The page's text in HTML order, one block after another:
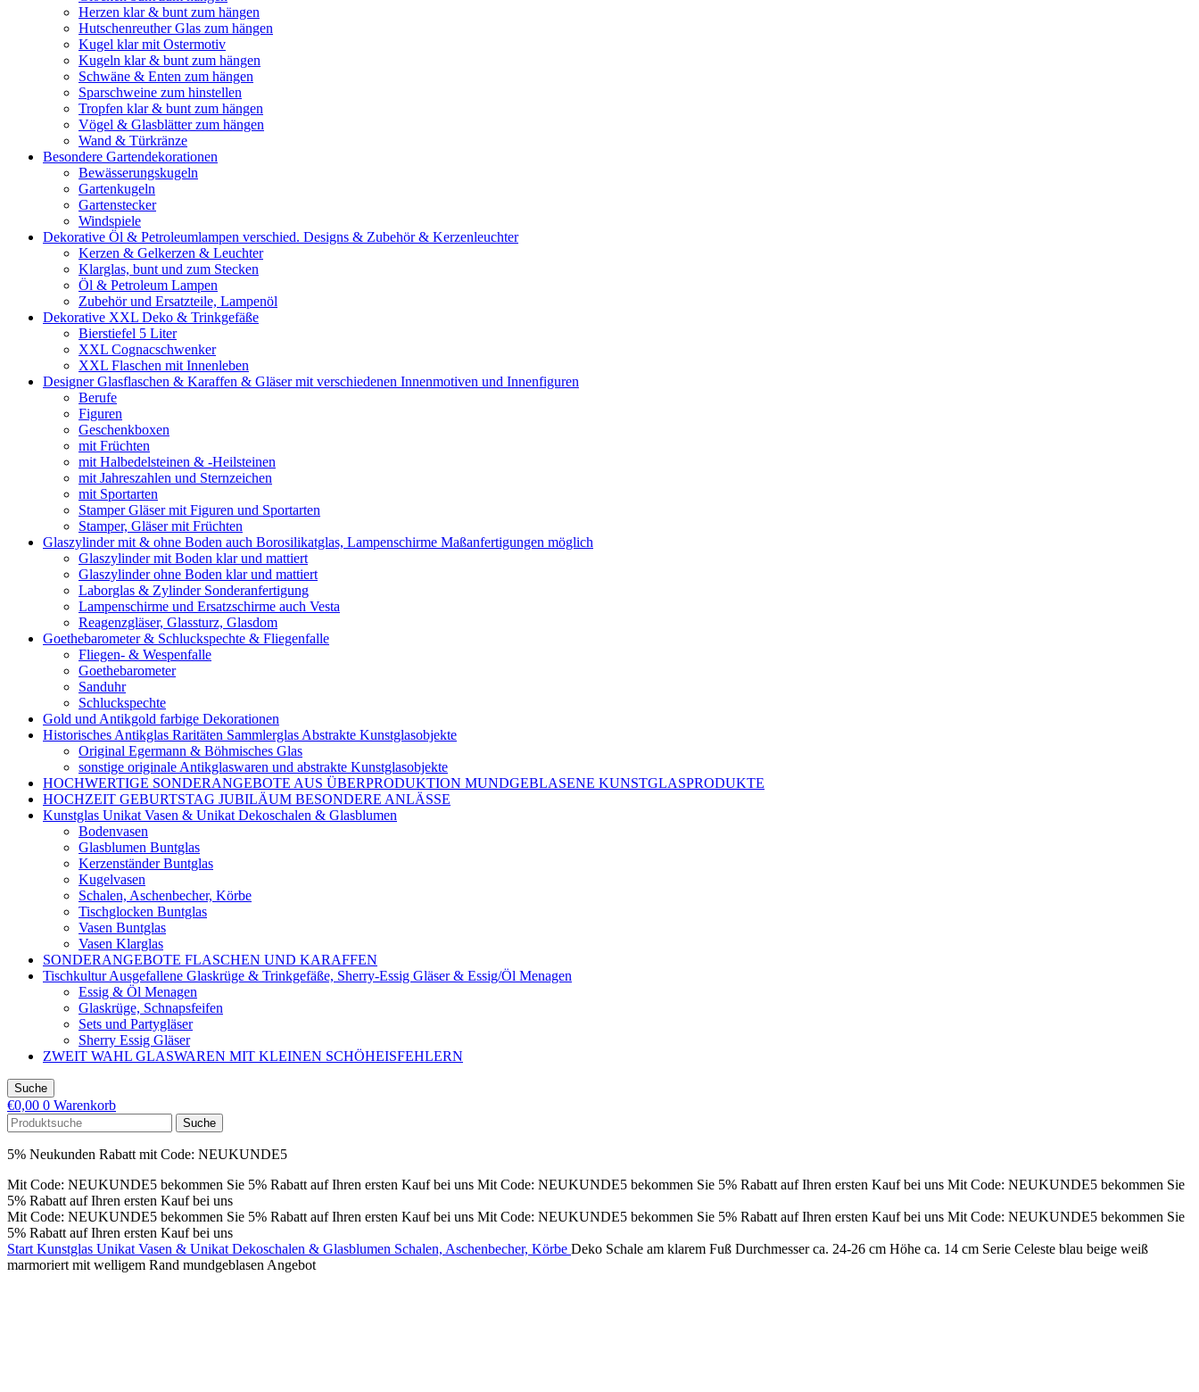
Herzen klar & bunt zum hängen
Hutschenreuther Glas zum hängen
Kugel klar mit Ostermotiv
Kugeln klar & bunt zum hängen
Schwäne & Enten zum hängen
Sparschweine zum hinstellen
Tropfen klar & bunt zum hängen
Vögel & Glasblätter zum hängen
Wand & Türkränze
Besondere Gartendekorationen
Bewässerungskugeln
Gartenkugeln
Gartenstecker
Windspiele
Dekorative Öl & Petroleumlampen verschied. Designs & Zubehör & Kerzenleuchter
Kerzen & Gelkerzen & Leuchter
Klarglas, bunt und zum Stecken
Öl & Petroleum Lampen
Zubehör und Ersatzteile, Lampenöl
Dekorative XXL Deko & Trinkgefäße
Bierstiefel 5 Liter
XXL Cognacschwenker
XXL Flaschen mit Innenleben
Designer Glasflaschen & Karaffen & Gläser mit verschiedenen Innenmotiven und Innenfiguren
Berufe
Figuren
Geschenkboxen
mit Früchten
mit Halbedelsteinen & -Heilsteinen
mit Jahreszahlen und Sternzeichen
mit Sportarten
Stamper Gläser mit Figuren und Sportarten
Stamper, Gläser mit Früchten
Glaszylinder mit & ohne Boden auch Borosilikatglas, Lampenschirme Maßanfertigungen möglich
Glaszylinder mit Boden klar und mattiert
Glaszylinder ohne Boden klar und mattiert
Laborglas & Zylinder Sonderanfertigung
Lampenschirme und Ersatzschirme auch Vesta
Reagenzgläser, Glassturz, Glasdom
Goethebarometer & Schluckspechte & Fliegenfalle
Fliegen- & Wespenfalle
Goethebarometer
Sanduhr
Schluckspechte
Gold und Antikgold farbige Dekorationen
Historisches Antikglas Raritäten Sammlerglas Abstrakte Kunstglasobjekte
Original Egermann & Böhmisches Glas
sonstige originale Antikglaswaren und abstrakte Kunstglasobjekte
HOCHWERTIGE SONDERANGEBOTE AUS ÜBERPRODUKTION MUNDGEBLASENE KUNSTGLASPRODUKTE
HOCHZEIT GEBURTSTAG JUBILÄUM BESONDERE ANLÄSSE
Kunstglas Unikat Vasen & Unikat Dekoschalen & Glasblumen
Bodenvasen
Glasblumen Buntglas
Kerzenständer Buntglas
Kugelvasen
Schalen, Aschenbecher, Körbe
Tischglocken Buntglas
Vasen Buntglas
Vasen Klarglas
SONDERANGEBOTE FLASCHEN UND KARAFFEN
Tischkultur Ausgefallene Glaskrüge & Trinkgefäße, Sherry-Essig Gläser & Essig/Öl Menagen
Essig & Öl Menagen
Glaskrüge, Schnapsfeifen
Sets und Partygläser
Sherry Essig Gläser
ZWEIT WAHL GLASWAREN MIT KLEINEN SCHÖHEISFEHLERN
Suche
€0,00 0 Warenkorb
Suche
5% Neukunden Rabatt mit Code: NEUKUNDE5
Mit Code: NEUKUNDE5 bekommen Sie 5% Rabatt auf Ihren ersten Kauf bei uns Mit Code: NEUKUNDE5 bekommen Sie 5% Rabatt auf Ihren ersten Kauf bei uns Mit Code: NEUKUNDE5 bekommen Sie
5% Rabatt auf Ihren ersten Kauf bei uns
Mit Code: NEUKUNDE5 bekommen Sie 5% Rabatt auf Ihren ersten Kauf bei uns Mit Code: NEUKUNDE5 bekommen Sie 5% Rabatt auf Ihren ersten Kauf bei uns Mit Code: NEUKUNDE5 bekommen Sie
5% Rabatt auf Ihren ersten Kauf bei uns
Start Kunstglas Unikat Vasen & Unikat Dekoschalen & Glasblumen Schalen, Aschenbecher, Körbe Deko Schale am klarem Fuß Durchmesser ca. 24-26 cm Höhe ca. 14 cm Serie Celeste blau beige weiß
marmoriert mit welligem Rand mundgeblasen Angebot